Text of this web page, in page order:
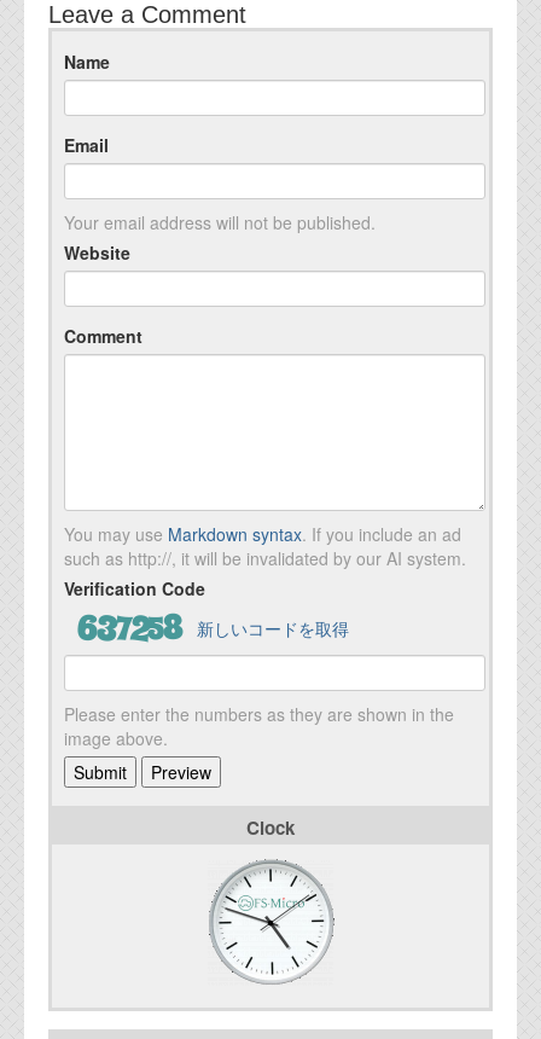
Leave a Comment
Name
Email
Your email address will not be published.
Website
Comment
You may use Markdown syntax. If you include an ad
such as http://, it will be invalidated by our AI system.
Verification Code
新しいコードを取得
Please enter the numbers as they are shown in the
image above.
Clock